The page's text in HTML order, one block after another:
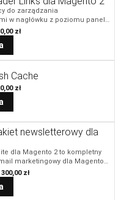
do zarządzania
w nagłówku z poziomu panelu
sortowania, ikon, stylizacji
bloków ze starszego
zł
Cache
zł
newsletterowy dla
dla Magento 2 to kompletny
marketingowy dla Magento
zapisów, zarządzanie
kampanie, treść,
operacyjny w jednym
300,00 zł